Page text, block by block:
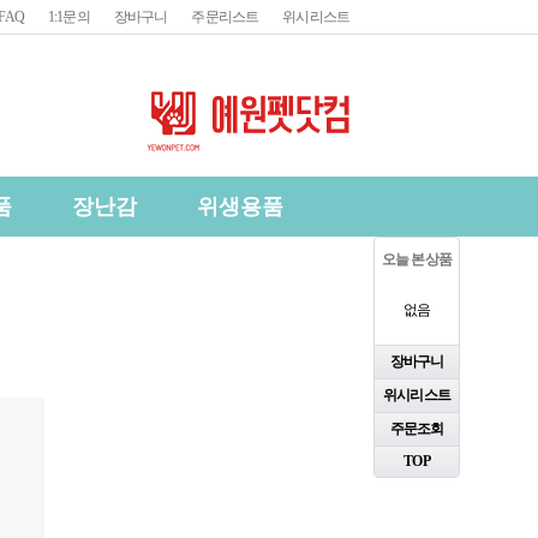
1:1문의 장바구니 주문리스트 위시리스트
장난감 위생용품
오늘 본 상품
없음
장바구니
위시리스트
주문조회
TOP